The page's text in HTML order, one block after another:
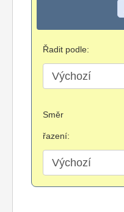
Řadit podle:
Směr
řazení: